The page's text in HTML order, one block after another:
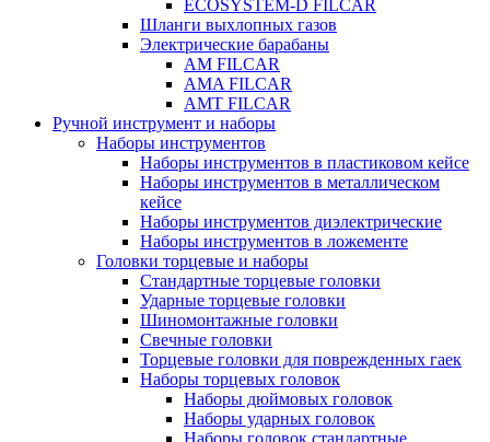
ECOSYSTEM-D FILCAR
Шланги выхлопных газов
Электрические барабаны
AM FILCAR
AMA FILCAR
AMT FILCAR
Ручной инструмент и наборы
Наборы инструментов
Наборы инструментов в пластиковом кейсе
Наборы инструментов в металлическом
кейсе
Наборы инструментов диэлектрические
Наборы инструментов в ложементе
Головки торцевые и наборы
Стандартные торцевые головки
Ударные торцевые головки
Шиномонтажные головки
Свечные головки
Торцевые головки для поврежденных гаек
Наборы торцевых головок
Наборы дюймовых головок
Наборы ударных головок
Наборы головок стандартные